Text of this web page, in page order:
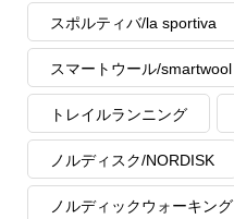
スポルティバ/la sportiva
スマートウール/smartwool
トレイルランニング
ノルディスク/NORDISK
ノルディックウォーキング